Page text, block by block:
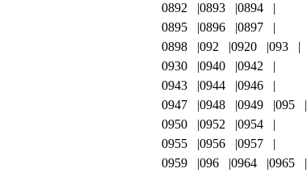
0892
0893
0894
0895
0896
0897
0898
092 0920
093
0930
0940
0942
0943
0944
0946
0947
0948 0949
095
0950
0952
0954
0955
0956
0957
0959
096 0964
0965